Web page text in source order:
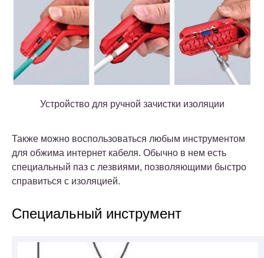
Устройство для ручной зачистки изоляции
Также можно воспользоваться любым инструментом
для обжима интернет кабеля. Обычно в нем есть
специальный паз с лезвиями, позволяющими быстро
справиться с изоляцией.
Специальный инструмент